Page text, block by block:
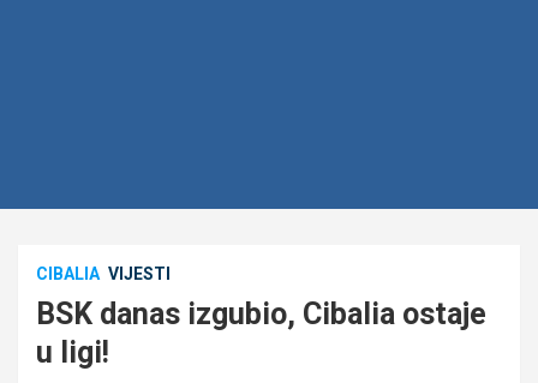
CIBALIA VIJESTI
BSK danas izgubio, Cibalia ostaje
u ligi!